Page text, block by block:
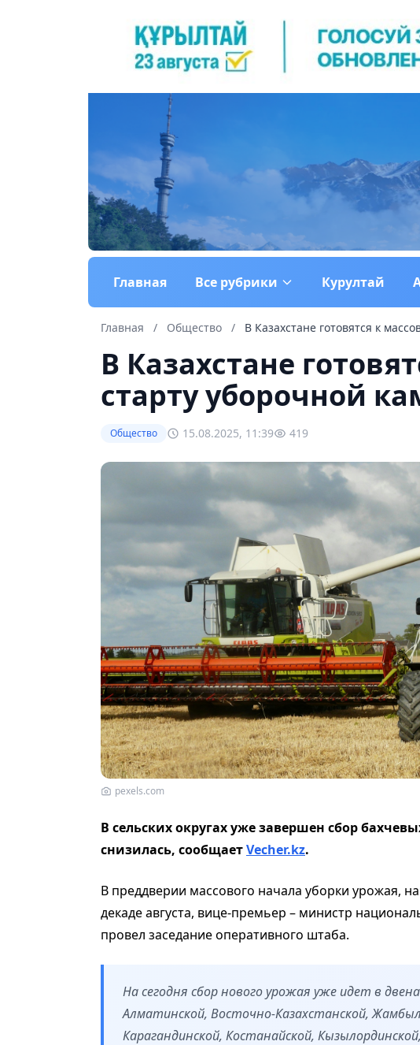
Главная Все рубрики Курултай
Главная / Общество / В Казахстане готовятся к
В Казахстане
старту уборочной
Общество 15.08.2025, 11:39 419
pexels.com
В сельских округах уже завершен сбор
снизилась, сообщаетVecher.kz.
В преддверии массового начала уборки урожая,
декаде августа, вице-премьер – министр
провел заседание оперативного штаба.
На сегодня сбор нового урожая уже идет в
Алматинской, Восточно-Казахстанской,
Карагандинской, Костанайской,